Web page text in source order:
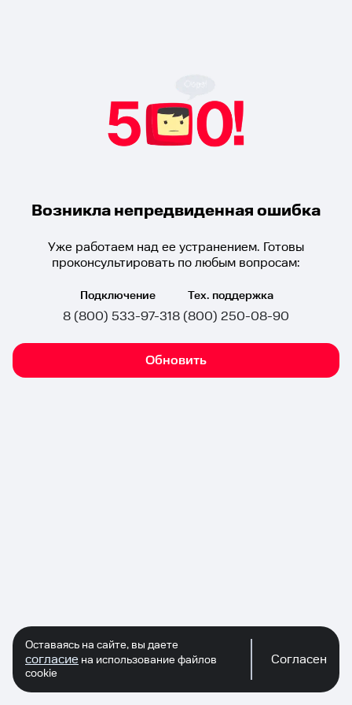
Возникла непредвиденная ошибка
Уже работаем над ее устранением. Готовы
проконсультировать по любым вопросам:
Подключение
8 (800) 533-97-31
Тех. поддержка
8 (800) 250-08-90
Обновить
Оставаясь на сайте, вы даете
согласие на использование файлов
cookie
Согласен